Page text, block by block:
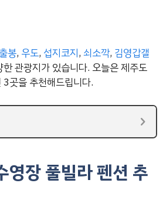
봉, 우도, 섭지코지, 쇠소깍, 김영갑갤
한 관광지가 있습니다. 오늘은 제주도
곳을 추천해드립니다.
영장 풀빌라 펜션 추